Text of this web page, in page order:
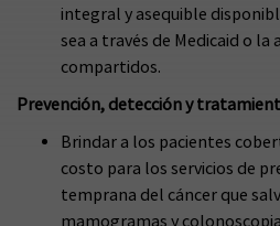
integral y asequible
sea a través de Medicaid o la
compartidos.
Prevención, detección y
Brindar a los pacientes
costo para los servicios de
temprana del cáncer que
mamogramas y